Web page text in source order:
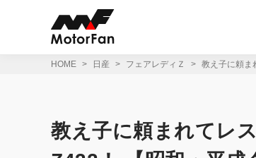
HOME 日産 フェアレディＺ 教え子に頼ま
教え子に頼まれてレ